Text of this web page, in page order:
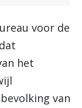
voor de
het
van